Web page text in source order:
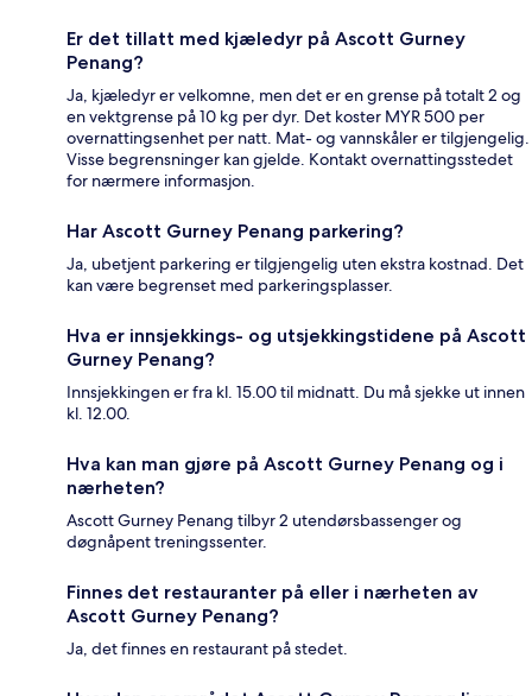
Er det tillatt med kjæledyr på Ascott Gurney
Penang?
Ja, kjæledyr er velkomne, men det er en grense på totalt 2 og
en vektgrense på 10 kg per dyr. Det koster MYR 500 per
overnattingsenhet per natt. Mat- og vannskåler er tilgjengelig.
Visse begrensninger kan gjelde. Kontakt overnattingsstedet
for nærmere informasjon.
Har Ascott Gurney Penang parkering?
Ja, ubetjent parkering er tilgjengelig uten ekstra kostnad. Det
kan være begrenset med parkeringsplasser.
Hva er innsjekkings- og utsjekkingstidene på Ascott
Gurney Penang?
Innsjekkingen er fra kl. 15.00 til midnatt. Du må sjekke ut innen
kl. 12.00.
Hva kan man gjøre på Ascott Gurney Penang og i
nærheten?
Ascott Gurney Penang tilbyr 2 utendørsbassenger og
døgnåpent treningssenter.
Finnes det restauranter på eller i nærheten av
Ascott Gurney Penang?
Ja, det finnes en restaurant på stedet.